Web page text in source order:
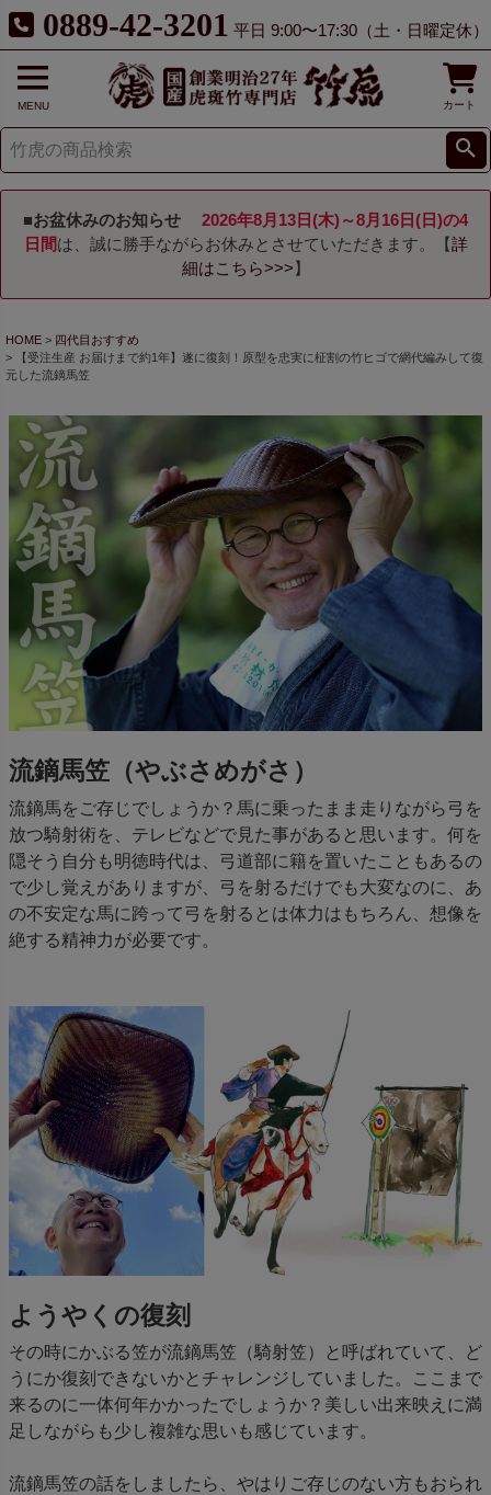
0889-42-3201 平日 9:00〜17:30（土・日曜定休）
MENU カート
■お盆休みのお知らせ
2026年8月13日(木)～8月16日(日)の4
日間は、誠に勝手ながらお休みとさせていただきます。【詳
細はこちら>>> 】
HOME
四代目おすすめ
【受注生産 お届けまで約1年】遂に復刻！原型を忠実に柾割の竹ヒゴで網代編みして復
元した流鏑馬笠
流鏑馬笠（やぶさめがさ）
流鏑馬をご存じでしょうか？馬に乗ったまま走りながら弓を
放つ騎射術を、テレビなどで見た事があると思います。何を
隠そう自分も明徳時代は、弓道部に籍を置いたこともあるの
で少し覚えがありますが、弓を射るだけでも大変なのに、あ
の不安定な馬に跨って弓を射るとは体力はもちろん、想像を
絶する精神力が必要です。
ようやくの復刻
その時にかぶる笠が流鏑馬笠（騎射笠）と呼ばれていて、ど
うにか復刻できないかとチャレンジしていました。ここまで
来るのに一体何年かかったでしょうか？美しい出来映えに満
足しながらも少し複雑な思いも感じています。
流鏑馬笠の話をしましたら、やはりご存じのない方もおられ